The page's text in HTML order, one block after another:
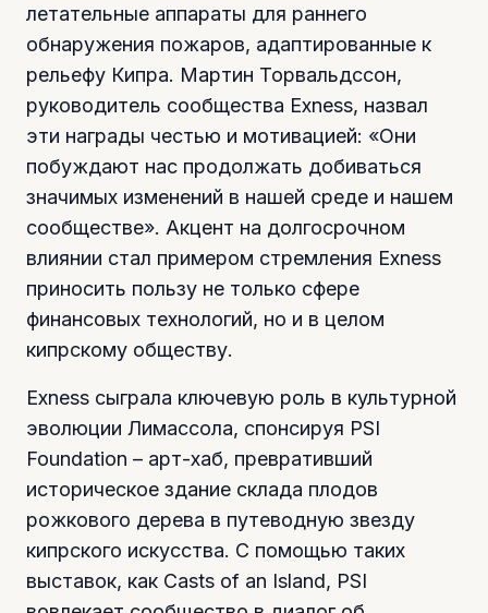
летательные аппараты для раннего
обнаружения пожаров, адаптированные к
рельефу Кипра. Мартин Торвальдссон,
руководитель сообщества Exness, назвал
эти награды честью и мотивацией: «Они
побуждают нас продолжать добиваться
значимых изменений в нашей среде и нашем
сообществе». Акцент на долгосрочном
влиянии стал примером стремления Exness
приносить пользу не только сфере
финансовых технологий, но и в целом
кипрскому обществу.
Exness сыграла ключевую роль в культурной
эволюции Лимассола, спонсируя PSI
Foundation – арт-хаб, превративший
историческое здание склада плодов
рожкового дерева в путеводную звезду
кипрского искусства. С помощью таких
выставок, как Casts of an Island, PSI